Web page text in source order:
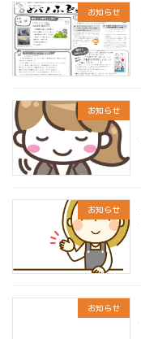
お知らせ
お知らせ
お知らせ
お知らせ